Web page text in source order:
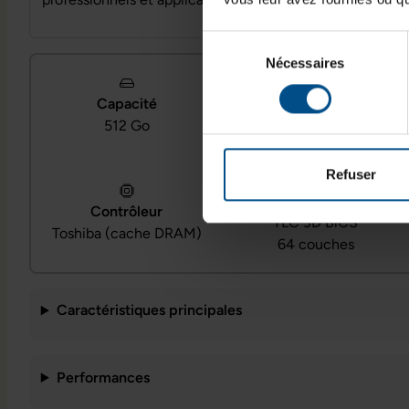
consentement
Nécessaires
Refuser
Capacité
512 Go
Interface
Contrôleur
Toshiba (cache DRAM)
Mémoire flash
TLC 3D BiCS
64 couches
Caractéristiques principales
Performances